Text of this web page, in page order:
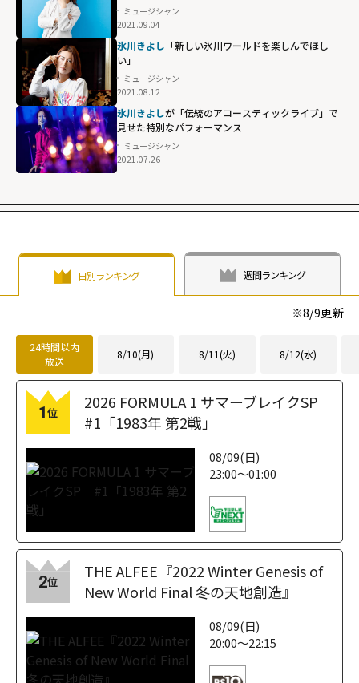
ミュージシャン
2021.09.04
氷川きよし 「新しい氷川ワールドを楽しんでほし
い」
ミュージシャン
2021.08.12
氷川きよしが「伝統のアコースティックライブ」で
見せた特別なパフォーマンス
ミュージシャン
2021.07.26
日別ランキング 週間ランキング
※8/9更新
24時間以内
放送
8/10(月) 8/11(火) 8/12(水)
1位
2026 FORMULA 1 サマーブレイクSP
#1「1983年 第2戦」
08/09(日)
23:00～01:00
2位
THE ALFEE『2022 Winter Genesis of
New World Final 冬の天地創造』
08/09(日)
20:00～22:15